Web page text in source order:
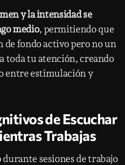
y la intensidad se
medio, permitiendo que
de fondo activo pero no un
toda tu atención, creando
entre estimulación y
de Escuchar
Trabajas
sesiones de trabajo